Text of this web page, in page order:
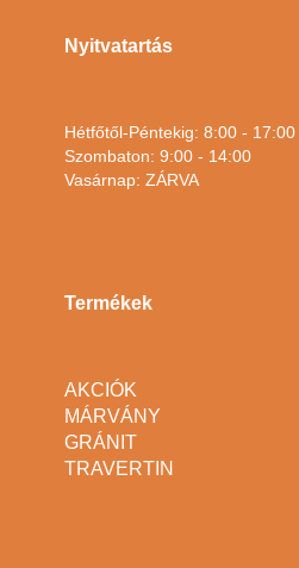
Nyitvatartás
Hétfőtől-Péntekig: 8:00 - 17:00
Szombaton: 9:00 - 14:00
Vasárnap: ZÁRVA
Termékek
AKCIÓK
MÁRVÁNY
GRÁNIT
TRAVERTIN